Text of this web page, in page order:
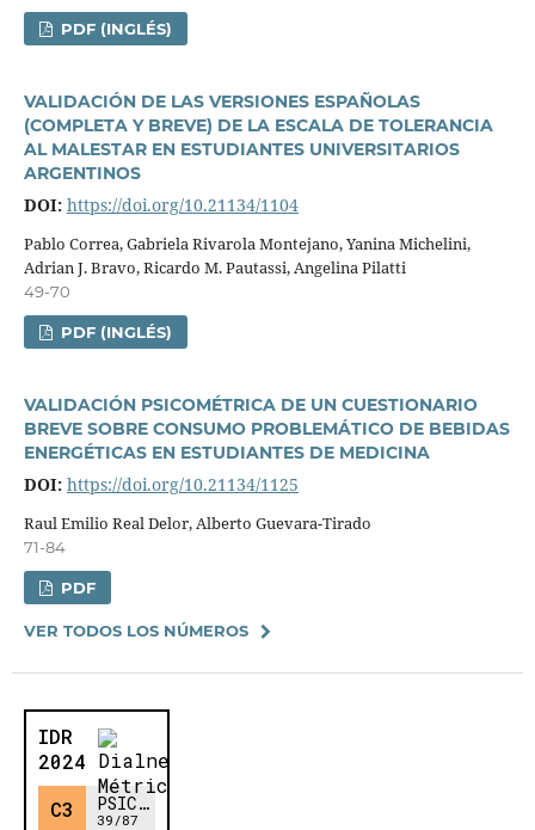
PDF (INGLÉS)
VALIDACIÓN DE LAS VERSIONES ESPAÑOLAS
(COMPLETA Y BREVE) DE LA ESCALA DE TOLERANCIA
AL MALESTAR EN ESTUDIANTES UNIVERSITARIOS
ARGENTINOS
DOI: https://doi.org/10.21134/1104
Pablo Correa, Gabriela Rivarola Montejano, Yanina Michelini,
Adrian J. Bravo, Ricardo M. Pautassi, Angelina Pilatti
49-70
PDF (INGLÉS)
VALIDACIÓN PSICOMÉTRICA DE UN CUESTIONARIO
BREVE SOBRE CONSUMO PROBLEMÁTICO DE BEBIDAS
ENERGÉTICAS EN ESTUDIANTES DE MEDICINA
DOI: https://doi.org/10.21134/1125
Raul Emilio Real Delor, Alberto Guevara-Tirado
71-84
PDF
VER TODOS LOS NÚMEROS